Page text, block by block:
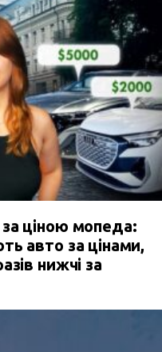
ціною мопеда:
авто за цінами,
нижчі за